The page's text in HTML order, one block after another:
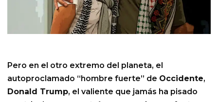
Pero en el otro extremo del planeta, el
autoproclamado “hombre fuerte” de Occidente,
Donald Trump, el valiente que jamás ha pisado